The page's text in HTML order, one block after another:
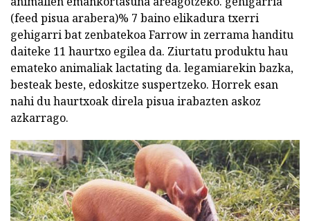
(feed pisua arabera)% 7 baino elikadura txerri
gehigarri bat zenbatekoa Farrow in zerrama handitu
daiteke 11 haurtxo egilea da. Ziurtatu produktu hau
emateko animaliak lactating da. legamiarekin bazka,
besteak beste, edoskitze suspertzeko. Horrek esan
nahi du haurtxoak direla pisua irabazten askoz
azkarrago.